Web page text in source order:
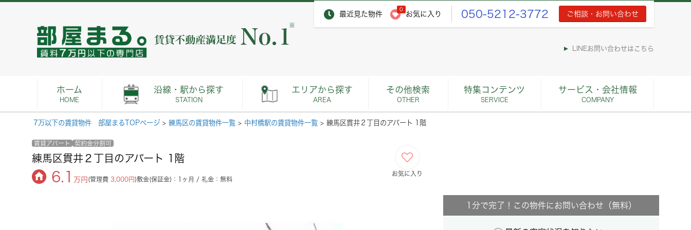
最近見た物件
0
お気に入り 050-5212-3772 ご相談・お問い合わせ
※
LINEお問い合わせはこちら
ホーム
HOME
沿線・駅から探す
STATION
エリアから探す
AREA
その他検索
OTHER
特集コンテンツ
SERVICE
サービス・会社情報
COMPANY
7万以下の賃貸物件 部屋まるTOPページ > 練馬区の賃貸物件一覧 > 中村橋駅の賃貸物件一覧 > 練馬区貫井２丁目のアパート 1階
賃貸アパート 契約金分割可
練馬区貫井２丁目のアパート 1階
6.1 万円 (管理費 3,000円)敷金(保証金)：1ヶ月 / 礼金：無料
お気に入り
1分で完了！この物件にお問い合わせ（無料）